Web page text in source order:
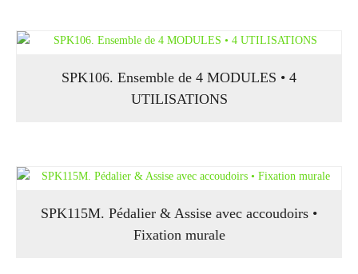
SPK106. Ensemble de 4 MODULES • 4
UTILISATIONS
SPK115M. Pédalier & Assise avec accoudoirs •
Fixation murale